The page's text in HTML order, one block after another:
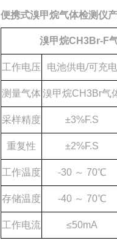
便携式溴甲烷气体检测仪
溴甲烷CH3Br-F
工作电压 电池供电/可充电
测量气体 溴甲烷CH3Br气
采样精度 ±3%F.S
重复性 ±2%F.S
工作温度 -30 ～ 70℃
存储温度 -40 ～ 70℃
工作电流 ≤50mA